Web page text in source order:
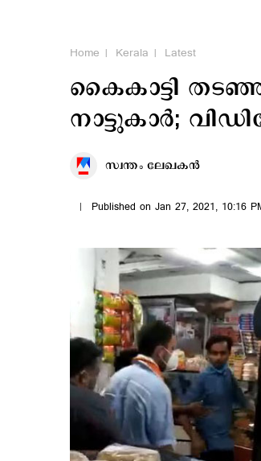
Home Kerala Latest
കൈകാട്ടി
നാട്ടുകാർ;
സ്വന്തം ലേഖകൻ
Published on Jan 27, 2021, 10:16